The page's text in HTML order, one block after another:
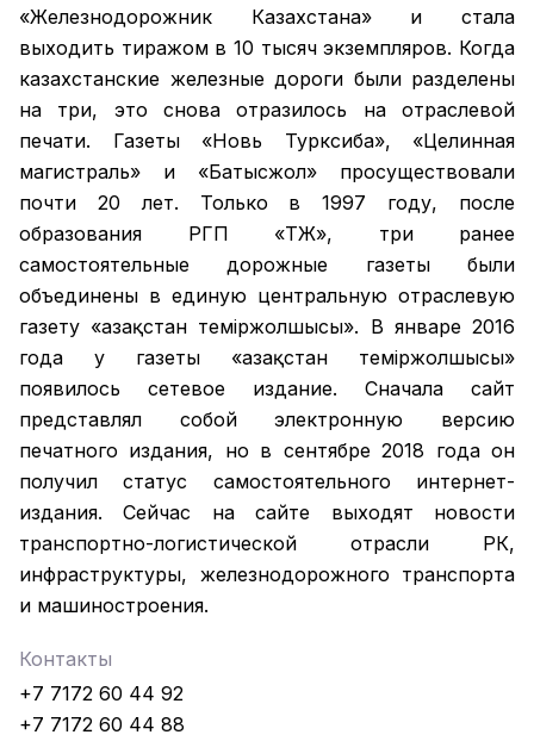
«Железнодорожник Казахстана» и стала
выходить тиражом в 10 тысяч экземпляров. Когда
казахстанские железные дороги были разделены
на три, это снова отразилось на отраслевой
печати. Газеты «Новь Турксиба», «Целинная
магистраль» и «Батысжол» просуществовали
почти 20 лет. Только в 1997 году, после
образования РГП «ҚТЖ», три ранее
самостоятельные дорожные газеты были
объединены в единую центральную отраслевую
газету «Қазақстан темiржолшысы». В январе 2016
года у газеты «Қазақстан теміржолшысы»
появилось сетевое издание. Сначала сайт
представлял собой электронную версию
печатного издания, но в сентябре 2018 года он
получил статус самостоятельного интернет-
издания. Сейчас на сайте выходят новости
транспортно-логистической отрасли РК,
инфраструктуры, железнодорожного транспорта
и машиностроения.
Контакты
+7 7172 60 44 92
+7 7172 60 44 88